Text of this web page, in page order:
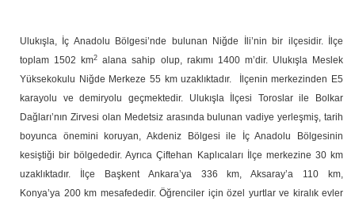
Ulukışla, İç Anadolu Bölgesi’nde bulunan Niğde İli’nin bir ilçesidir. İlçe
toplam 1502 km2 alana sahip olup, rakımı 1400 m’dir. Ulukışla Meslek
Yüksekokulu Niğde Merkeze 55 km uzaklıktadır. İlçenin merkezinden E5
karayolu ve demiryolu geçmektedir. Ulukışla İlçesi Toroslar ile Bolkar
Dağları’nın Zirvesi olan Medetsiz arasında bulunan vadiye yerleşmiş, tarih
boyunca önemini koruyan, Akdeniz Bölgesi ile İç Anadolu Bölgesinin
kesiştiği bir bölgededir. Ayrıca Çiftehan Kaplıcaları İlçe merkezine 30 km
uzaklıktadır. İlçe Başkent Ankara’ya
336 km, Aksaray’a
110 km,
Konya’ya 200 km mesafededir. Öğrenciler için özel yurtlar ve kiralık evler